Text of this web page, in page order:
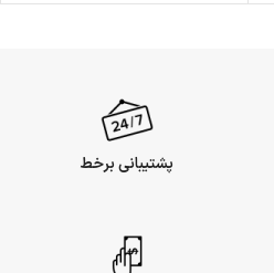
پشتیبانی برخط